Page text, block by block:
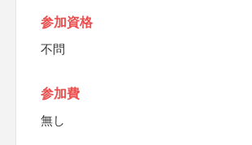
参加資格
不問
参加費
無し